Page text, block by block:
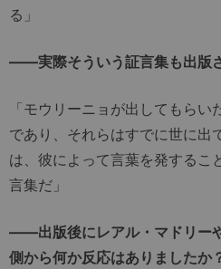
る」
――実際そういう証言集も出版
「モウリーニョが出してもら
であり、それらはすでに世に出
は、彼によって言葉を発するこ
言集だ」
――出版後にレアル・マドリー
側から何か反応はありましたか